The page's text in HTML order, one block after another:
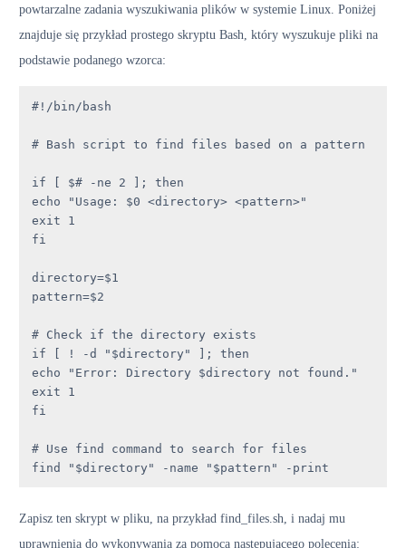
powtarzalne zadania wyszukiwania plików w systemie Linux. Poniżej
znajduje się przykład prostego skryptu Bash, który wyszukuje pliki na
podstawie podanego wzorca:
#!/bin/bash
# Bash script to find files based on a pattern
if [ $# -ne 2 ]; then
echo "Usage: $0 <directory> <pattern>"
exit 1
fi
directory=$1
pattern=$2
# Check if the directory exists
if [ ! -d "$directory" ]; then
echo "Error: Directory $directory not found."
exit 1
fi
# Use find command to search for files
find "$directory" -name "$pattern" -print
Zapisz ten skrypt w pliku, na przykład find_files.sh, i nadaj mu
uprawnienia do wykonywania za pomocą następującego polecenia: